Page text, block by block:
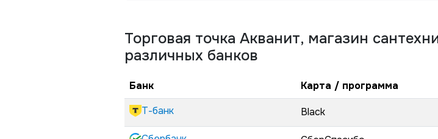
Торговая точка Акванит, магазин
различных банков
Банк Карта / программа
Т-банк
Black